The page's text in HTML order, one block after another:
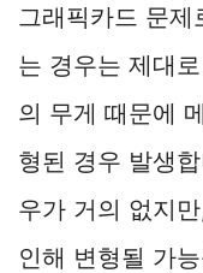
그래픽카드 문
는 경우는 제대
의 무게 때문에
형된 경우 발생
우가 거의 없지
인해 변형될 가